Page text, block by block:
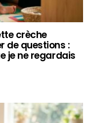
crèche
de questions :
je ne regardais